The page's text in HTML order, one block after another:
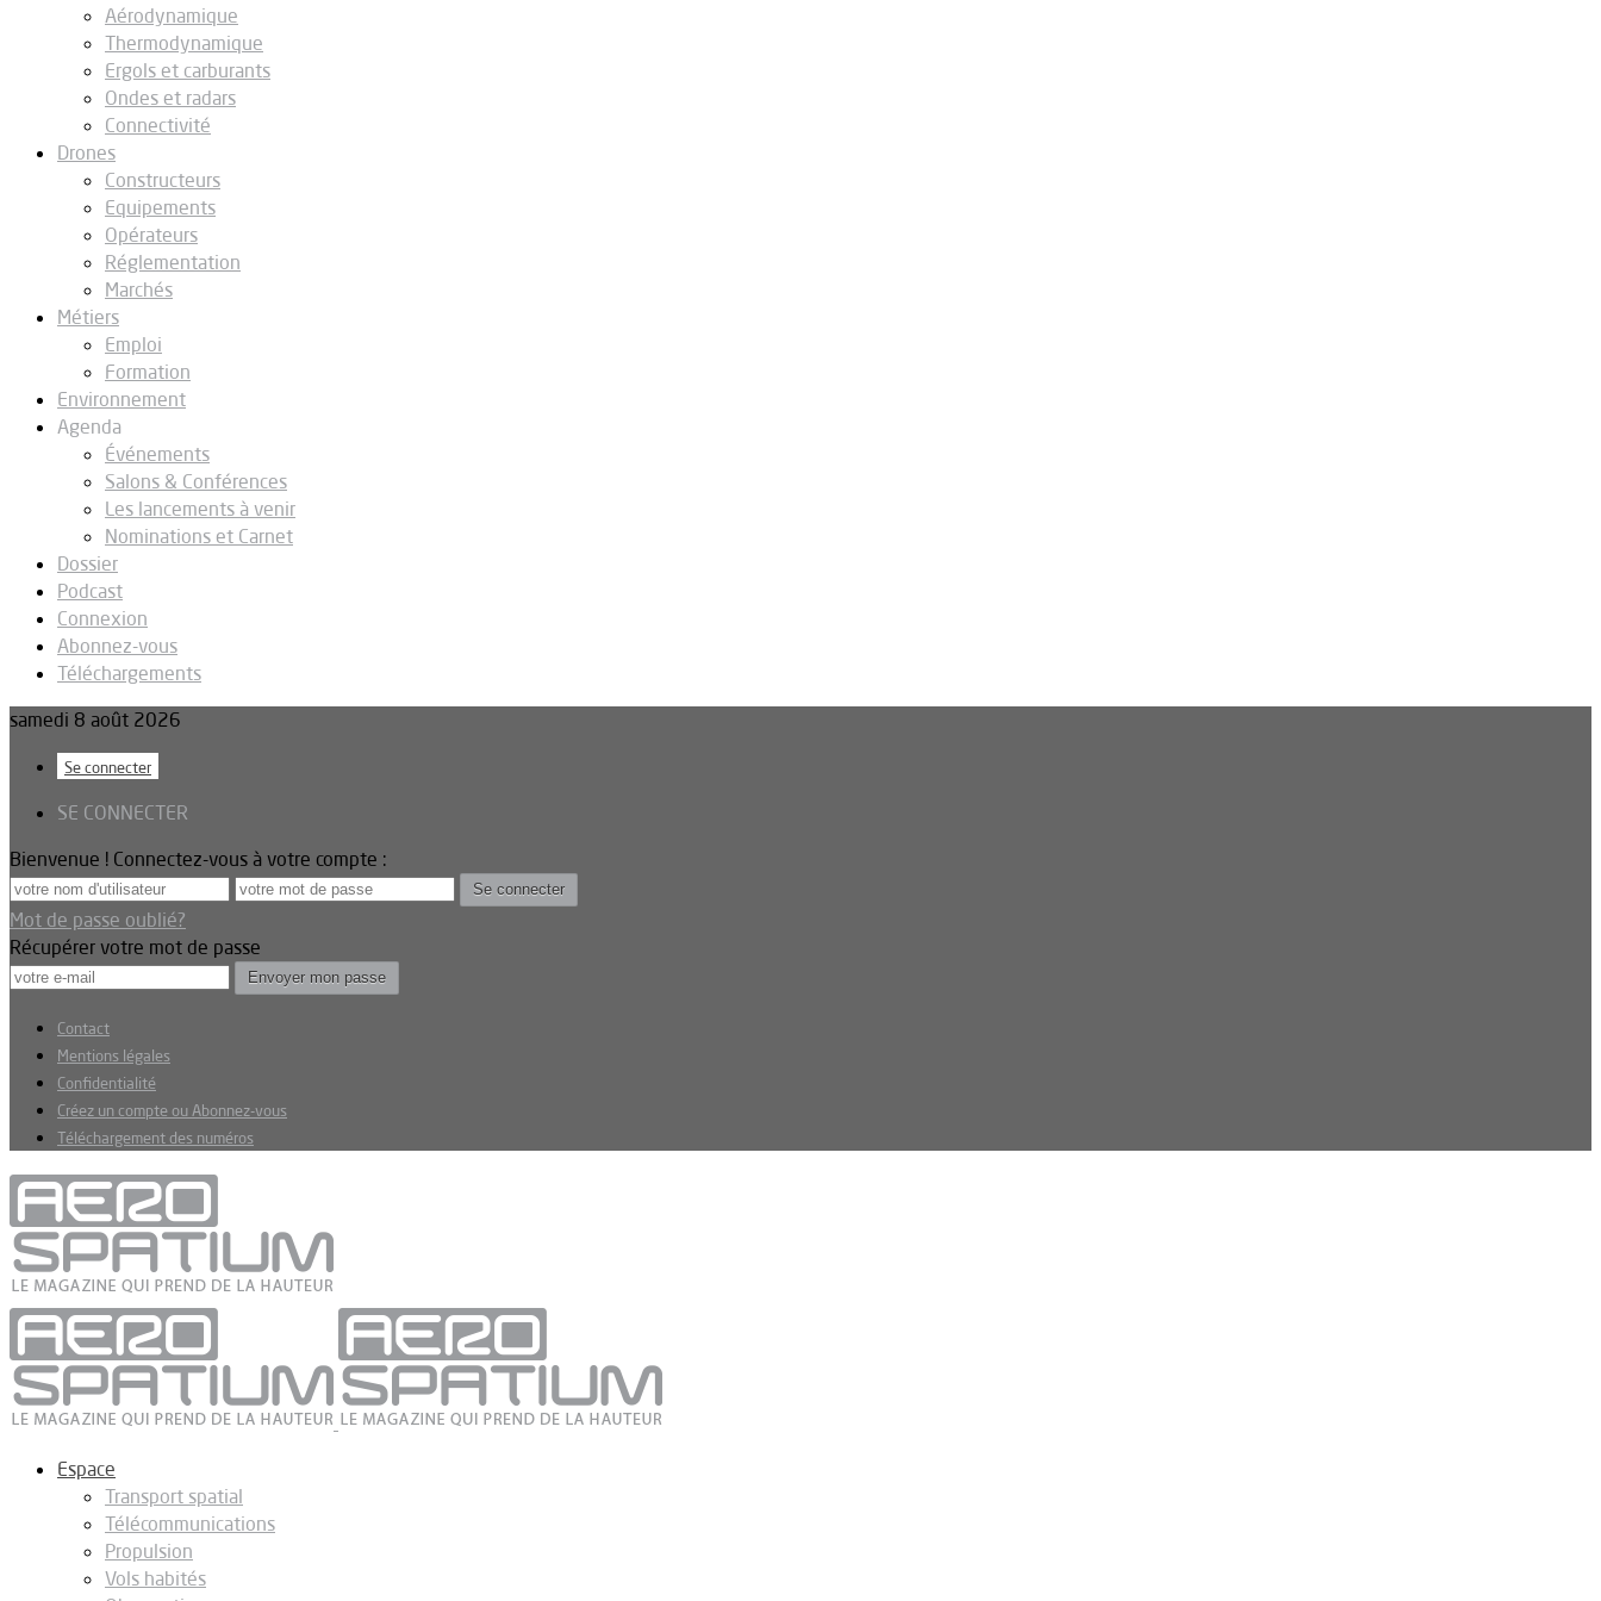
Aérodynamique
Thermodynamique
Ergols et carburants
Ondes et radars
Connectivité
Drones
Constructeurs
Equipements
Opérateurs
Réglementation
Marchés
Métiers
Emploi
Formation
Environnement
Agenda
Événements
Salons & Conférences
Les lancements à venir
Nominations et Carnet
Dossier
Podcast
Connexion
Abonnez-vous
Téléchargements
samedi 8 août 2026
Se connecter
SE CONNECTER
Bienvenue ! Connectez-vous à votre compte :
Mot de passe oublié?
Récupérer votre mot de passe
Contact
Mentions légales
Confidentialité
Créez un compte ou Abonnez-vous
Téléchargement des numéros
Espace
Transport spatial
Télécommunications
Propulsion
Vols habités